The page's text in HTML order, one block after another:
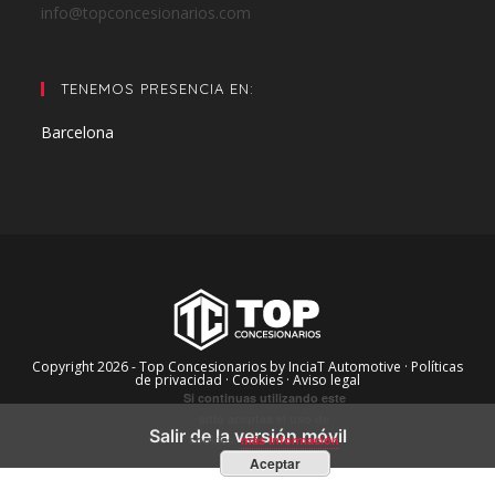
info@topconcesionarios.com
TENEMOS PRESENCIA EN:
Barcelona
Copyright 2026 - Top Concesionarios by InciaT Automotive · Políticas
de privacidad · Cookies · Aviso legal
Salir de la versión móvil
Si continuas utilizando este
cookies.más información
Aceptar